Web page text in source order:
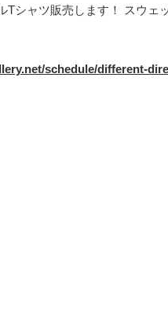
Tシャツ販売します！ スウェ
schedule/different-